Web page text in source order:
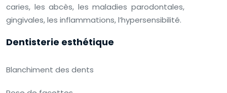
caries, les abcès, les maladies parodontales,
gingivales, les inflammations, l’hypersensibilité.
Dentisterie esthétique
Blanchiment des dents